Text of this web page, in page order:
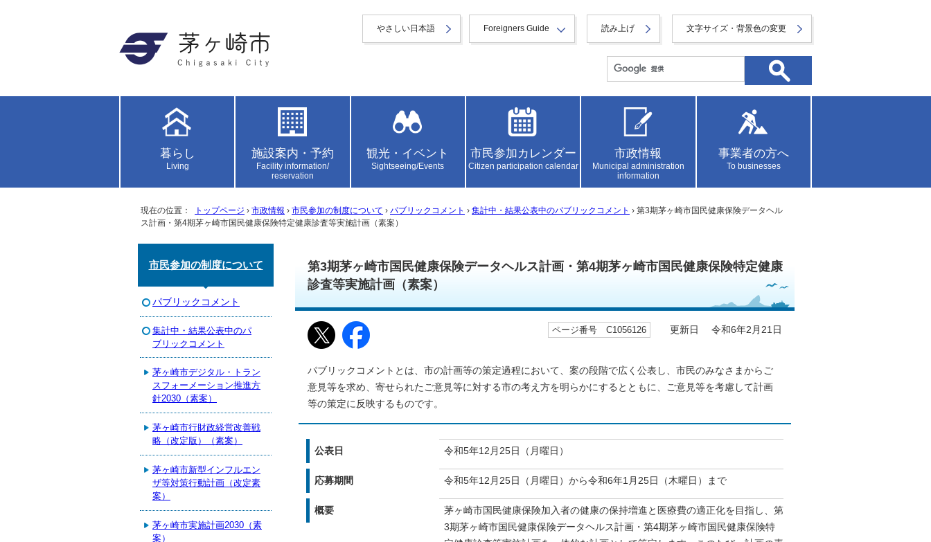
やさしい日本語 Foreigners Guide 読み上げ 文字サイズ・背景色の変更
暮らし
Living
施設案内・予約
Facility information/
reservation
観光・イベント
Sightseeing/Events
市民参加カレンダー
Citizen participation calendar
市政情報
Municipal administration
information
事業者の方へ
To businesses
現在の位置： トップページ › 市政情報 › 市民参加の制度について › パブリックコメント › 集計中・結果公表中のパブリックコメント › 第3期茅ヶ崎市国民健康保険データヘル
ス計画・第4期茅ヶ崎市国民健康保険特定健康診査等実施計画（素案）
第3期茅ヶ崎市国民健康保険データヘルス計画・第4期茅ヶ崎市国民健康保険特定健康
診査等実施計画（素案）
ページ番号 C1056126 更新日 令和6年2月21日
パブリックコメントとは、市の計画等の策定過程において、案の段階で広く公表し、市民のみなさまからご
意見等を求め、寄せられたご意見等に対する市の考え方を明らかにするとともに、ご意見等を考慮して計画
等の策定に反映するものです。
公表日 令和5年12月25日（月曜日）
応募期間 令和5年12月25日（月曜日）から令和6年1月25日（木曜日）まで
概要
茅ヶ崎市国民健康保険加入者の健康の保持増進と医療費の適正化を目指し、第
3期茅ヶ崎市国民健康保険データヘルス計画・第4期茅ヶ崎市国民健康保険特
市民参加の制度について
パブリックコメント
集計中・結果公表中のパ
ブリックコメント
茅ヶ崎市デジタル・トラン
スフォーメーション推進方
針2030（素案）
茅ヶ崎市行財政経営改善戦
略（改定版）（素案）
茅ヶ崎市新型インフルエン
ザ等対策行動計画（改定素
案）
茅ヶ崎市実施計画2030（素
案）